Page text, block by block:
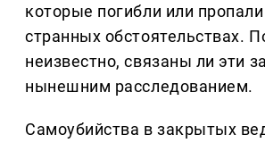
которые погибли или
странных обстоятельствах.
неизвестно, связаны ли эти
нынешним расследованием.
Самоубийства в закрытых